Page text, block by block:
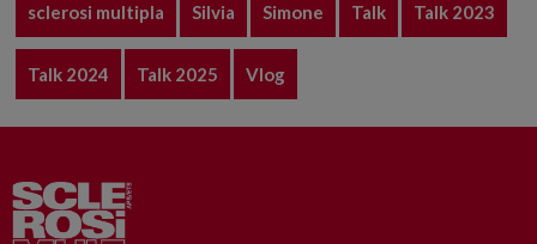
sclerosi multipla Silvia Simone Talk Talk 2023
Talk 2024 Talk 2025 Vlog